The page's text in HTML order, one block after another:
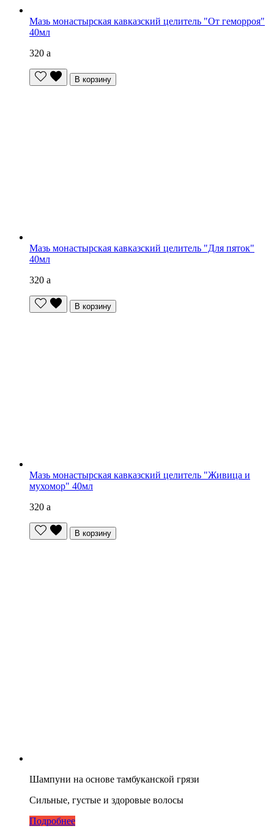
Мазь монастырская кавказский целитель "От геморроя"
40мл
320 a
В корзину
Мазь монастырская кавказский целитель "Для пяток"
40мл
320 a
В корзину
Мазь монастырская кавказский целитель "Живица и
мухомор" 40мл
320 a
В корзину
Шампуни на основе тамбуканской грязи
Сильные, густые и здоровые волосы
Подробнее